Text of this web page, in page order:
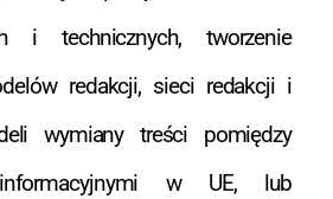
i technicznych, tworzenie
redakcji, sieci redakcji i
wymiany treści pomiędzy
w UE, lub